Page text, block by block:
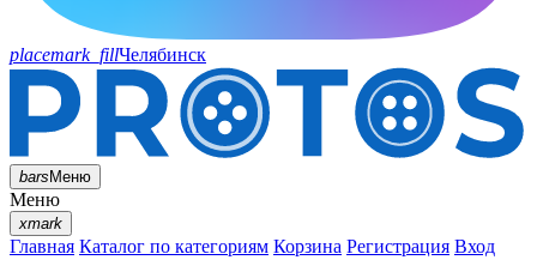
placemark_fillЧелябинск
barsМеню
Меню
xmark
Главная Каталог по категориям Корзина Регистрация Вход